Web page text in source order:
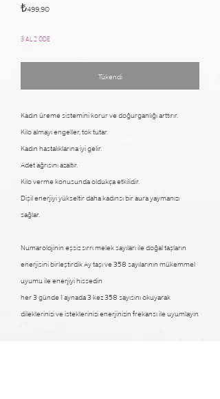
₺499,90Fiyat
3 AL 2 ÖDE
Tükendi
Kadın üreme sistemini korur ve doğurganlığı arttırır.
Kilo almayı engeller, tok tutar.
Kadın hastalıklarına iyi gelir.
Adet ağrısını azaltır.
Kilo verme konusunda oldukça etkilidir.
Dişil enerjiyi yükseltir daha kadınsı bir aura yaymanızı
sağlar.
Numarolojinin eşsiz sırrı melek sayıları ile doğal taşların
enerjisini birleştirdik Ay taşı ve 358 sayılarının mükemmel
uyumu ile enerjiyi hissedin
her 3 günde 1 aynada 3 kez 358 sayısını okuyarak
dileklerinizi ve isteklerinizi enerjinizin frekansı ile uyumlayın